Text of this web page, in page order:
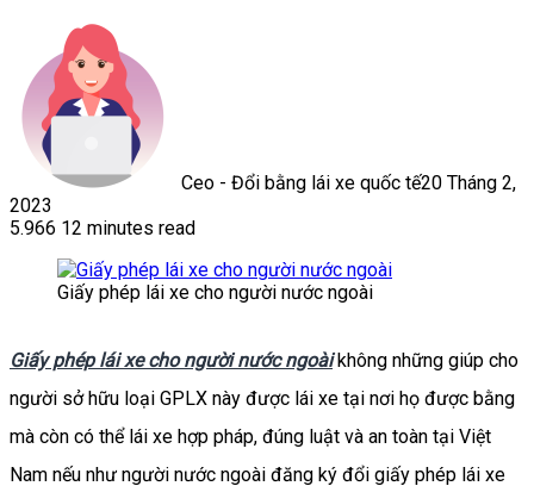
Ceo - Đổi bằng lái xe quốc tế20 Tháng 2,
2023
5.966 12 minutes read
Giấy phép lái xe cho người nước ngoài
Giấy phép lái xe cho người nước ngoàikhông những giúp cho
người sở hữu loại GPLX này được lái xe tại nơi họ được bằng
mà còn có thể lái xe hợp pháp, đúng luật và an toàn tại Việt
Nam nếu như người nước ngoài đăng ký đổi giấy phép lái xe